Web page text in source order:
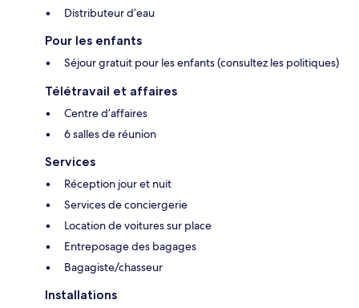
Distributeur d’eau
Pour les enfants
Séjour gratuit pour les enfants (consultez les politiques)
Télétravail et affaires
Centre d’affaires
6 salles de réunion
Services
Réception jour et nuit
Services de conciergerie
Location de voitures sur place
Entreposage des bagages
Bagagiste/chasseur
Installations